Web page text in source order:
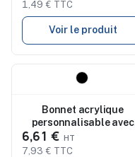
1,49 € TTC
Voir le produit
Bonnet acrylique
personnalisable avec
lampe COB Vivian
6,61 €
7,93 € TTC